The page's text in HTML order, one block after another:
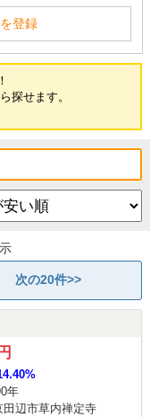
登録
探せます。
次の20件>>
年
田辺市草内禅定寺